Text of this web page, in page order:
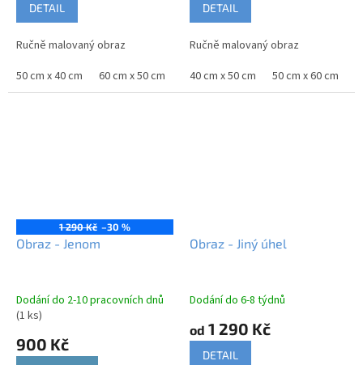
DETAIL
Ručně malovaný obraz
50 cm x 40 cm
60 cm x 50 cm 70 cm x 60 cm 90 cm x 75 cm
DETAIL
Ručně malovaný obraz
40 cm x 50 cm
50 cm x 60 cm
1 290 Kč –30 %
Obraz - Jenom
Dodání do 2-10 pracovních dnů
(1 ks)
900 Kč
Obraz - Jiný úhel
Dodání do 6-8 týdnů
od 1 290 Kč
DETAIL